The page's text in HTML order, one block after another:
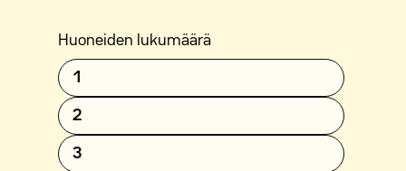
Huoneiden lukumäärä
1
2
3